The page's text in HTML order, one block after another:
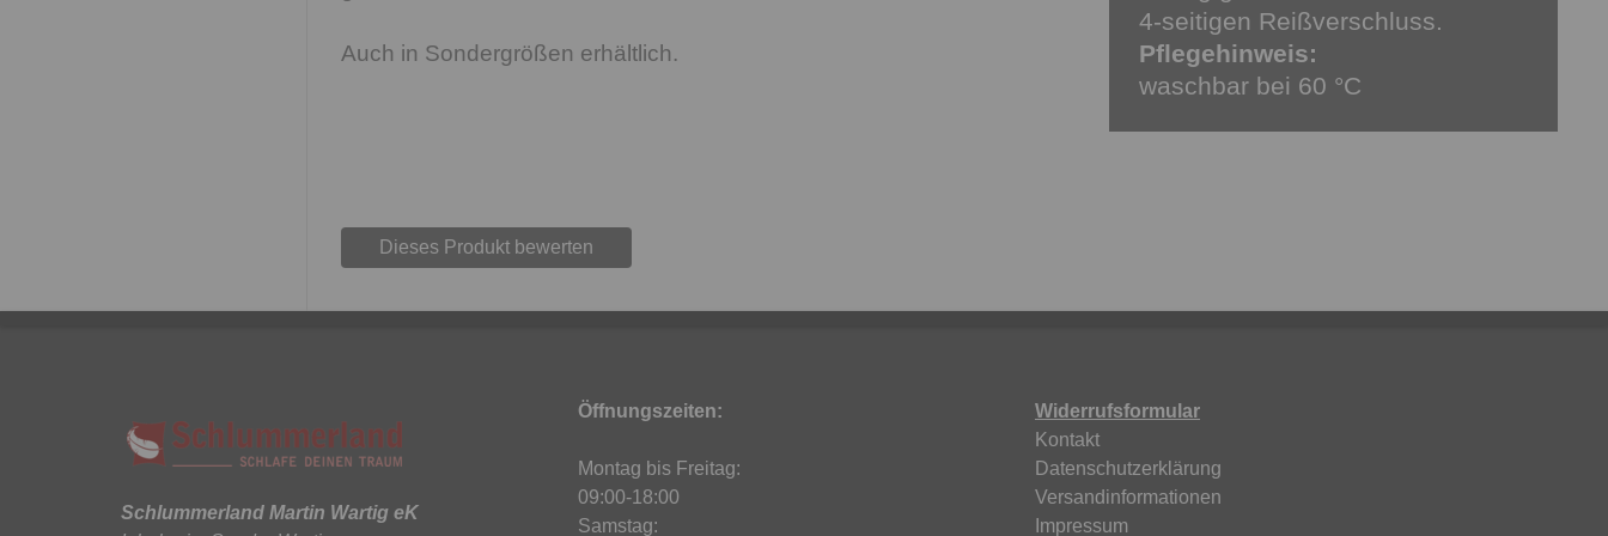
Auch in Sondergrößen erhältlich.
4-seitigen Reißverschluss.
Pflegehinweis:
waschbar bei 60 °C
Dieses Produkt bewerten
Schlummerland Martin Wartig eK
Öffnungszeiten:
Montag bis Freitag:
09:00-18:00
Samstag:
Widerrufsformular
Kontakt
Datenschutzerklärung
Versandinformationen
Impressum